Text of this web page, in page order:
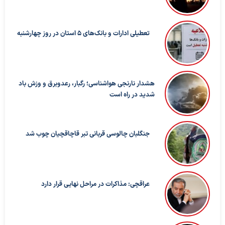
تعطیلی ادارات و بانک‌های ۵ استان در روز چهارشنبه
هشدار نارنجی هواشناسی؛ رگبار، رعدوبرق و وزش باد
شدید در راه است
جنگلبان چالوسی قربانی تبر قاچاقچیان چوب شد
عراقچی: مذاکرات در مراحل نهایی قرار دارد